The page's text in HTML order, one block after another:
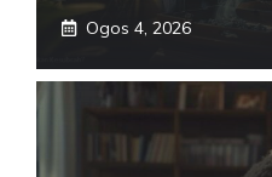
Ogos 4, 2026